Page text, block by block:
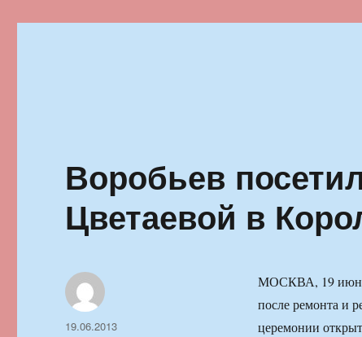
Воробьев
Цветаевой в
МОСКВА, 19 июн
после ремонта и
церемонии
Автор
Опубликовано
19.06.2013